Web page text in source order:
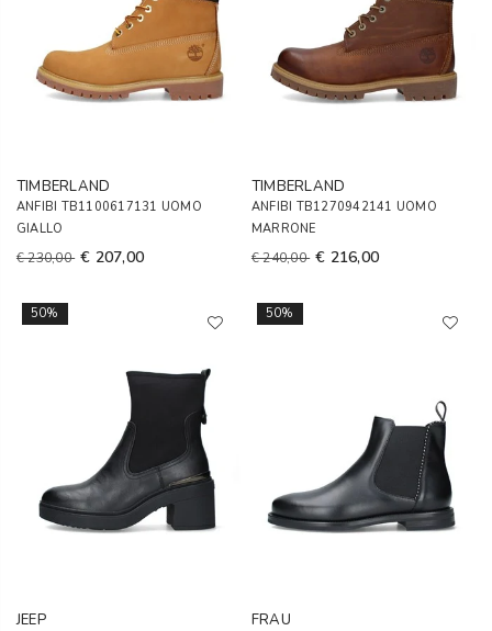
TIMBERLAND
ANFIBI TB1100617131 UOMO
GIALLO
€ 230,00 € 207,00
TIMBERLAND
ANFIBI TB1270942141 UOMO
MARRONE
€ 240,00 € 216,00
50%
JEEP
50%
FRAU